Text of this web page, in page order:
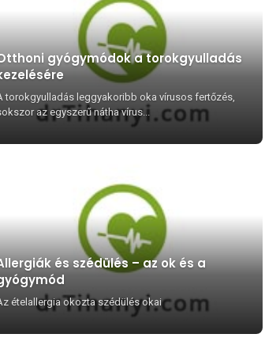
gyógymódok a torokgyulladás
torokgyulladás leggyakoribb oka vírusos fertőzés,
az egyszerű nátha vírus...
és szédülés – az ok és a
ételallergia okozta szédülés okai